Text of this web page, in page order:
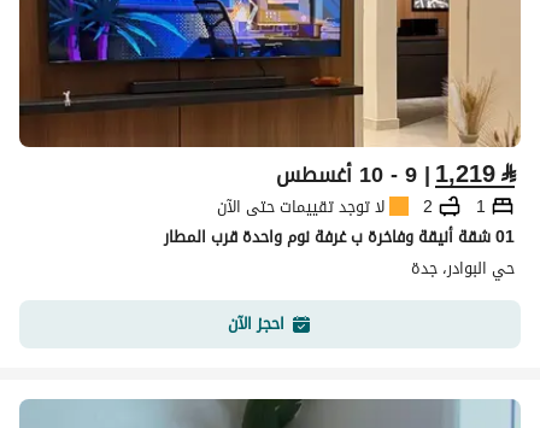
⃁
1,219| 9 - 10 أغسطس
1
2
لا توجد تقييمات حتى الآن
01 شقة أنيقة وفاخرة ب غرفة نوم واحدة قرب المطار
حي البوادر، جدة
احجز الآن